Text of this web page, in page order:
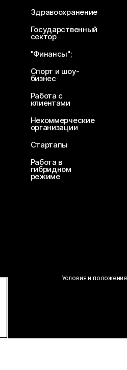
Здравоохранение
Государственный
сектор
"Финансы";
Спорт и шоу-
бизнес
Работа с
клиентами
Некоммерческие
организации
Стартапы
Работа в
гибридном
режиме
Условия и положения